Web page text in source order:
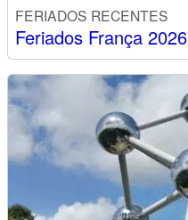
FERIADOS RECENTES
Feriados França 2026